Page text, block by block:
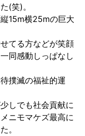
(笑)。
15m横25mの巨大
てる方などが笑顔
同感動しっぱなし
撲滅の福祉的運
しでも社会貢献に
ニモマケズ最高に
。